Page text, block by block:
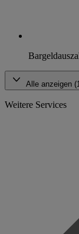
Alle anzeigen
Weitere Services